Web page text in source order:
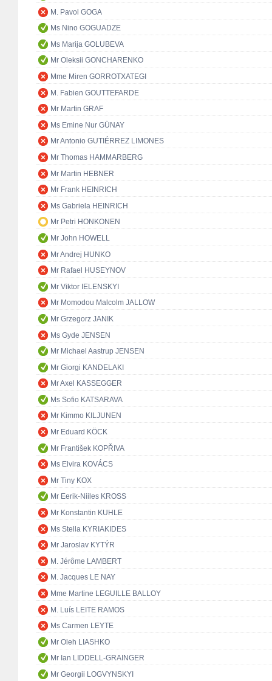
M. Pavol GOGA
Ms Nino GOGUADZE
Ms Marija GOLUBEVA
Mr Oleksii GONCHARENKO
Mme Miren GORROTXATEGI
M. Fabien GOUTTEFARDE
Mr Martin GRAF
Ms Emine Nur GÜNAY
Mr Antonio GUTIÉRREZ LIMONES
Mr Thomas HAMMARBERG
Mr Martin HEBNER
Mr Frank HEINRICH
Ms Gabriela HEINRICH
Mr Petri HONKONEN
Mr John HOWELL
Mr Andrej HUNKO
Mr Rafael HUSEYNOV
Mr Viktor IELENSKYI
Mr Momodou Malcolm JALLOW
Mr Grzegorz JANIK
Ms Gyde JENSEN
Mr Michael Aastrup JENSEN
Mr Giorgi KANDELAKI
Mr Axel KASSEGGER
Ms Sofio KATSARAVA
Mr Kimmo KILJUNEN
Mr Eduard KÖCK
Mr František KOPŘIVA
Ms Elvira KOVÁCS
Mr Tiny KOX
Mr Eerik-Niiles KROSS
Mr Konstantin KUHLE
Ms Stella KYRIAKIDES
Mr Jaroslav KYTÝR
M. Jérôme LAMBERT
M. Jacques LE NAY
Mme Martine LEGUILLE BALLOY
M. Luís LEITE RAMOS
Ms Carmen LEYTE
Mr Oleh LIASHKO
Mr Ian LIDDELL-GRAINGER
Mr Georgii LOGVYNSKYI